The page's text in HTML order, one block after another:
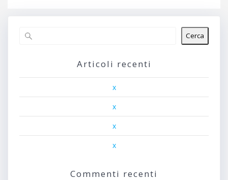
Cerca
Articoli recenti
x
x
x
x
Commenti recenti